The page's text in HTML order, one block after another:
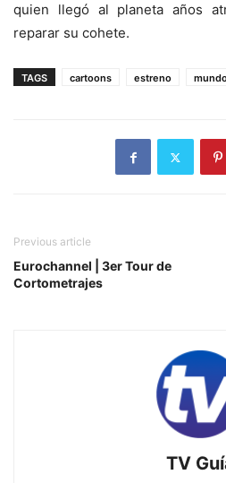
quien llegó al planeta años
reparar su cohete.
TAGS cartoons estreno
Previous article
Eurochannel | 3er Tour de
Cortometrajes
TV